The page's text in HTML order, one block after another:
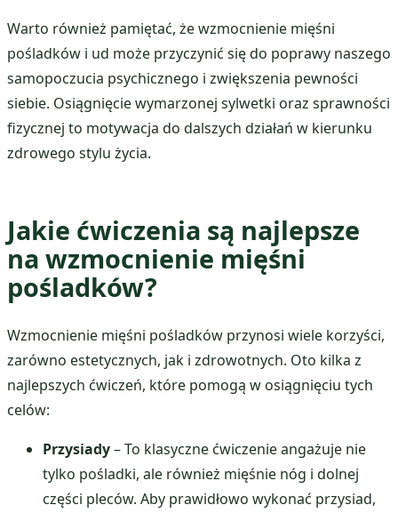
Warto również pamiętać, że wzmocnienie mięśni
pośladków i ud może przyczynić się do poprawy naszego
samopoczucia psychicznego i zwiększenia pewności
siebie. Osiągnięcie wymarzonej sylwetki oraz sprawności
fizycznej to motywacja do dalszych działań w kierunku
zdrowego stylu życia.
Jakie ćwiczenia są najlepsze
na wzmocnienie mięśni
pośladków?
Wzmocnienie mięśni pośladków przynosi wiele korzyści,
zarówno estetycznych, jak i zdrowotnych. Oto kilka z
najlepszych ćwiczeń, które pomogą w osiągnięciu tych
celów:
Przysiady– To klasyczne ćwiczenie angażuje nie
tylko pośladki, ale również mięśnie nóg i dolnej
części pleców. Aby prawidłowo wykonać przysiad,